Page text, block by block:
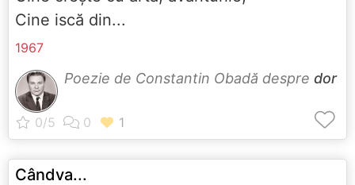
Cine iscă din...
1967
Poezie de Constantin Obadă despre dor
Cândva...